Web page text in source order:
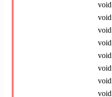
void
void
void
void
void
void
void
void